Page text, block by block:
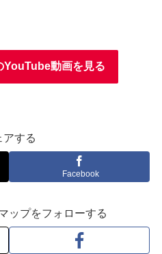
動画を見る
アする
Facebook
ップをフォローする